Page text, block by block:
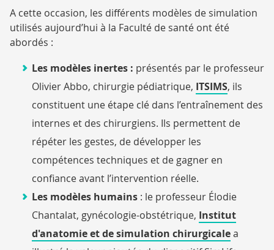
A cette occasion, les différents modèles de simulation
utilisés aujourd’hui à la Faculté de santé ont été
abordés :
Les modèles inertes : présentés par le professeur
Olivier Abbo, chirurgie pédiatrique, ITSIMS, ils
constituent une étape clé dans l’entraînement des
internes et des chirurgiens. Ils permettent de
répéter les gestes, de développer les
compétences techniques et de gagner en
confiance avant l’intervention réelle.
Les modèles humains: le professeur Élodie
Chantalat, gynécologie-obstétrique, Institut
d'anatomie et de simulation chirurgicalea